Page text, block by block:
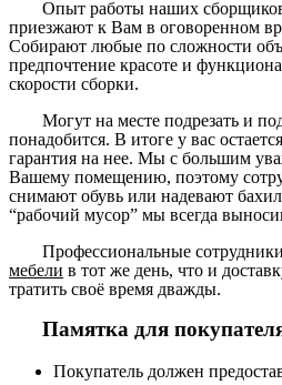
Опыт работы наших
приезжают к Вам в оговоренном
Собирают любые по сложности
предпочтение красоте и
скорости сборки.
Могут на месте подрезать и
понадобится. В итоге у вас
гарантия на нее. Мы с большим
Вашему помещению, поэтому
снимают обувь или надевают
“рабочий мусор” мы всегда
Профессиональные
мебели в тот же день, что и
тратить своё время дважды.
Памятка для
Покупатель должен